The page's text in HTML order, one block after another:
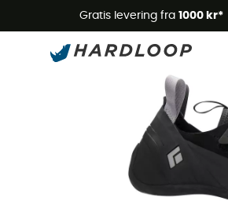
Gratis levering fra 1000 kr*